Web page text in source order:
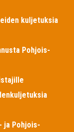
kuljetuksia
Pohjois-
ja Pohjois-